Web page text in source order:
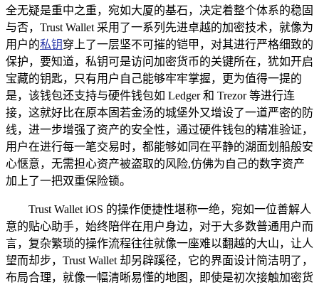
全无疑是重中之重，宛如大厦的基石，决定着整个体系的稳固
与否，Trust Wallet 采用了一系列先进卓越的加密技术，就像为
用户的私钥穿上了一层坚不可摧的铠甲，对其进行严格细致的
保护，要知道，私钥可是访问加密货币的关键所在，犹如开启
宝藏的钥匙，只有用户自己能够牢牢掌握，更为值得一提的
是，该钱包还支持与硬件钱包如 Ledger 和 Trezor 等进行连
接，这就好比在原本固若金汤的城堡外又增设了一道严密的防
线，进一步增强了资产的安全性，通过硬件钱包的精准验证，
用户在进行每一笔交易时，都能够如同在平静的湖面划船般安
心惬意，无需担心资产被盗取的风险,仿佛为自己的数字资产
加上了一把双重保险锁。
Trust Wallet iOS 的操作便捷性堪称一绝，宛如一位善解人
意的贴心助手，始终陪伴在用户身边，对于大多数普通用户而
言，复杂繁琐的操作流程往往就像一座难以翻越的大山，让人
望而却步，Trust Wallet 却另辟蹊径，它的界面设计简洁明了，
布局合理，就像一幅清晰易懂的地图，即使是初次接触加密货